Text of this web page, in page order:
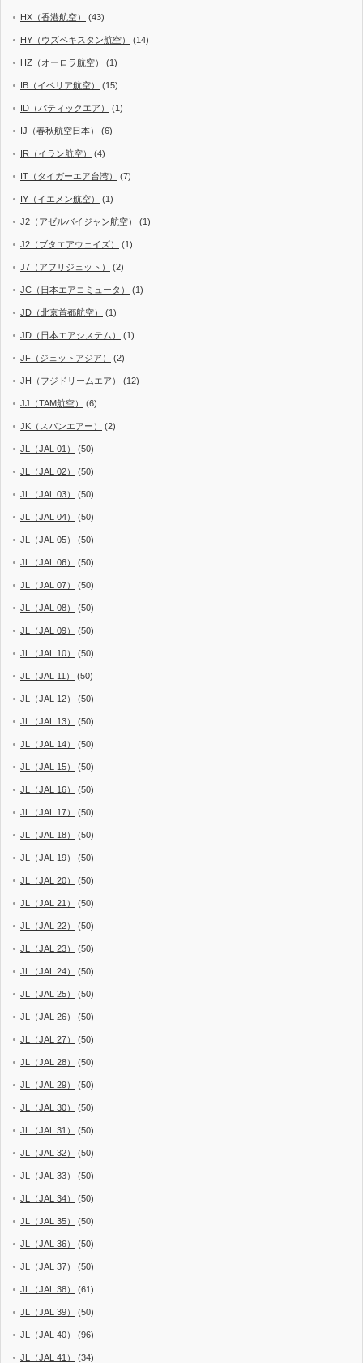
HX（香港航空） (43)
HY（ウズベキスタン航空） (14)
HZ（オーロラ航空） (1)
IB（イベリア航空） (15)
ID（バティックエア） (1)
IJ（春秋航空日本） (6)
IR（イラン航空） (4)
IT（タイガーエア台湾） (7)
IY（イエメン航空） (1)
J2（アゼルバイジャン航空） (1)
J2（ブタエアウェイズ） (1)
J7（アフリジェット） (2)
JC（日本エアコミュータ） (1)
JD（北京首都航空） (1)
JD（日本エアシステム） (1)
JF（ジェットアジア） (2)
JH（フジドリームエア） (12)
JJ（TAM航空） (6)
JK（スパンエアー） (2)
JL（JAL 01） (50)
JL（JAL 02） (50)
JL（JAL 03） (50)
JL（JAL 04） (50)
JL（JAL 05） (50)
JL（JAL 06） (50)
JL（JAL 07） (50)
JL（JAL 08） (50)
JL（JAL 09） (50)
JL（JAL 10） (50)
JL（JAL 11） (50)
JL（JAL 12） (50)
JL（JAL 13） (50)
JL（JAL 14） (50)
JL（JAL 15） (50)
JL（JAL 16） (50)
JL（JAL 17） (50)
JL（JAL 18） (50)
JL（JAL 19） (50)
JL（JAL 20） (50)
JL（JAL 21） (50)
JL（JAL 22） (50)
JL（JAL 23） (50)
JL（JAL 24） (50)
JL（JAL 25） (50)
JL（JAL 26） (50)
JL（JAL 27） (50)
JL（JAL 28） (50)
JL（JAL 29） (50)
JL（JAL 30） (50)
JL（JAL 31） (50)
JL（JAL 32） (50)
JL（JAL 33） (50)
JL（JAL 34） (50)
JL（JAL 35） (50)
JL（JAL 36） (50)
JL（JAL 37） (50)
JL（JAL 38） (61)
JL（JAL 39） (50)
JL（JAL 40） (96)
JL（JAL 41） (34)